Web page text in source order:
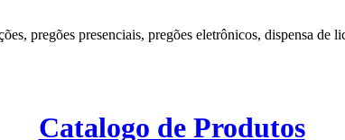
pregões presenciais, pregões eletrônicos, dispensa de
Catalogo de Produtos